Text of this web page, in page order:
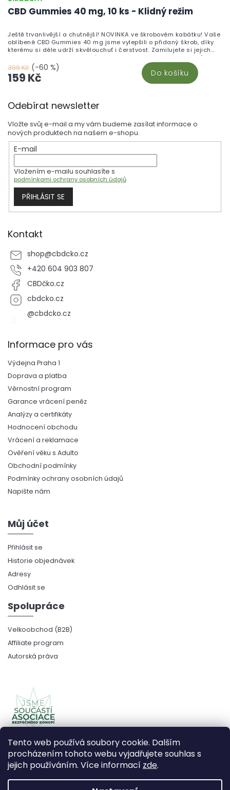
Tento web používá soubory cookie. Dalším
procházením tohoto webu vyjadřujete souhlas s
jejich používáním. Více informací zde.
CBD Gummies 40 mg, 10 ks - Klidný režim
399 Kč (-60 %)
159 Kč Do košíku
Ještě trvanlivější a chutnější! NOVINKA ve škrobovém kabátku! Vaše
oblíbené CBD Gummies 40 mg jsme vylepšili o přidaný škrob, díky
kterému si déle udrží skvělouchuť i čerstvost. Zamilujete si jejich
neodolatelnou sladkou chuť a blahodárné účinky kanabinoidů, které
pomáhají zklidnit tělo i mysl. Vyrobeno v České republice z vysoce
kvalitního CBD izolátu a testováno v nezávislých laboratořích pro
maximální kvalitu a bezpečnost.Chuť, která vydrží. Účinky, které
Odebírat newsletter
Vložte svůj e-mail a my vám budeme zasílat informace o
nových produktech na našem e-shopu.
E-mail
Vložením e-mailu souhlasíte s
podmínkami ochrany osobních údajů
PŘIHLÁSIT SE
Kontakt
shop@cbdcko.cz
+420 604 903 807
CBDčko.cz
cbdcko.cz
@cbdcko.cz
Informace pro vás
Výdejna Praha 1
Doprava a platba
Věrnostní program
Garance vrácení peněz
Analýzy a certifikáty
Hodnocení obchodu
Vrácení a reklamace
Ověření věku s Adulto
Obchodní podmínky
Podmínky ochrany osobních údajů
Napište nám
Můj účet
Přihlásit se
Historie objednávek
Adresy
Odhlásit se
Spolupráce
Velkoobchod (B2B)
Affiliate program
Autorská práva